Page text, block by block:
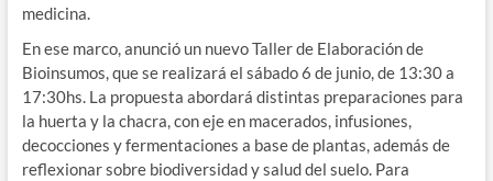
medicina.
En ese marco, anunció un nuevo Taller de Elaboración de
Bioinsumos, que se realizará el sábado 6 de junio, de 13:30 a
17:30hs. La propuesta abordará distintas preparaciones para
la huerta y la chacra, con eje en macerados, infusiones,
decocciones y fermentaciones a base de plantas, además de
reflexionar sobre biodiversidad y salud del suelo. Para